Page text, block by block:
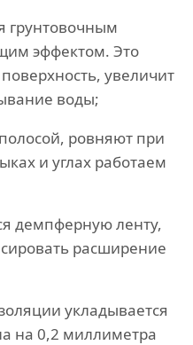
грунтовочным
эффектом. Это
увеличит
воды;
ровняют при
и углах работаем
демпферную ленту,
расширение
укладывается
на 0,2 миллиметра